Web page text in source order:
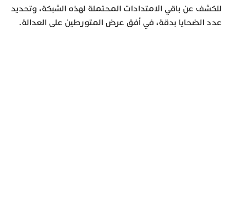
للكشف عن باقي الامتدادات المحتملة لهذه الشبكة، وتحديد
عدد الضحايا بدقة، في أفق عرض المتورطين على العدالة.